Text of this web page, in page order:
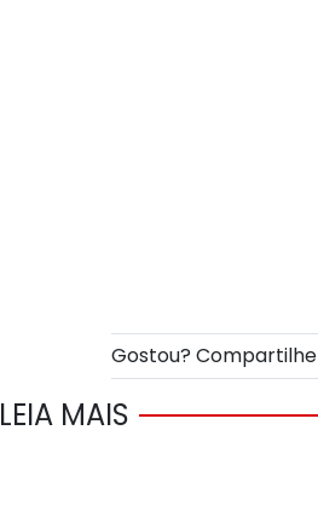
Gostou? Compartilhe
LEIA MAIS